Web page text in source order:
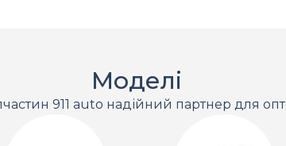
Моделі
911 auto надійний партнер для